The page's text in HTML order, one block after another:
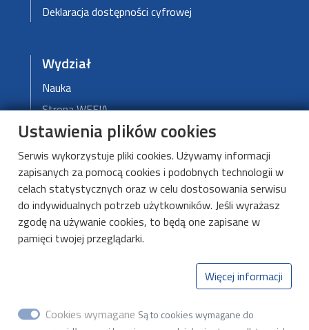
Katedra Mikroelektroniki i Technik
Deklaracja dostępności cyfrowej
Wydział
Nauka
Strona WEEIA
Władze Wydziału
DMCS
O DMCS
Aktualności
Kształcenie
Ustawienia plików cookies
Serwis wykorzystuje pliki cookies. Używamy informacji
zapisanych za pomocą cookies i podobnych technologii w
celach statystycznych oraz w celu dostosowania serwisu
do indywidualnych potrzeb użytkowników. Jeśli wyrażasz
zgodę na używanie cookies, to będą one zapisane w
pamięci twojej przeglądarki.
Więcej informacji
Cookies wymagane Są to cookies wymagane do